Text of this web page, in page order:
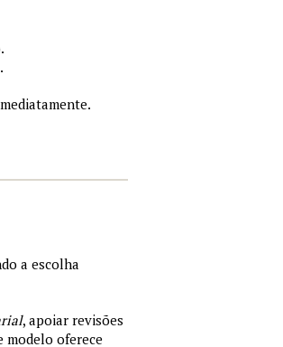
a escolha
, apoiar revisões
modelo oferece